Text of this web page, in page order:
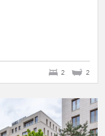
2 2